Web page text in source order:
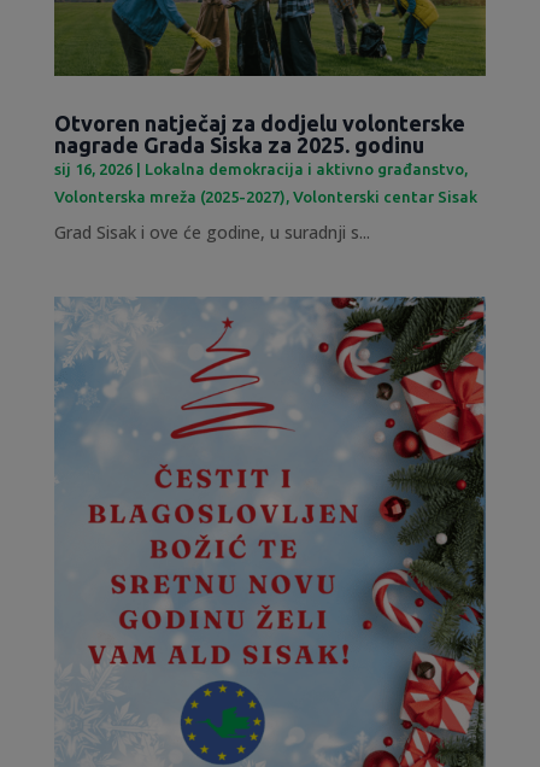
Otvoren natječaj za dodjelu volonterske
nagrade Grada Siska za 2025. godinu
sij 16, 2026| Lokalna demokracija i aktivno građanstvo,
Volonterska mreža (2025-2027), Volonterski centar Sisak
Grad Sisak i ove će godine, u suradnji s...